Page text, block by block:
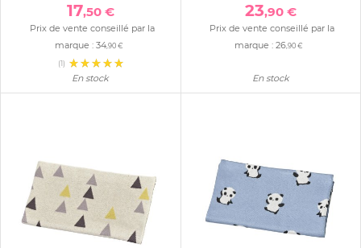
17,50 €
Prix de vente conseillé par la
marque : 34,90 €
(1)
En stock
23,90 €
Prix de vente conseillé par la
marque :26,90 €
En stock